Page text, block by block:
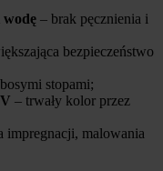
wodę – brak pęcznienia i
bezpieczeństwo
stopami;
– trwały kolor przez
impregnacji, malowania